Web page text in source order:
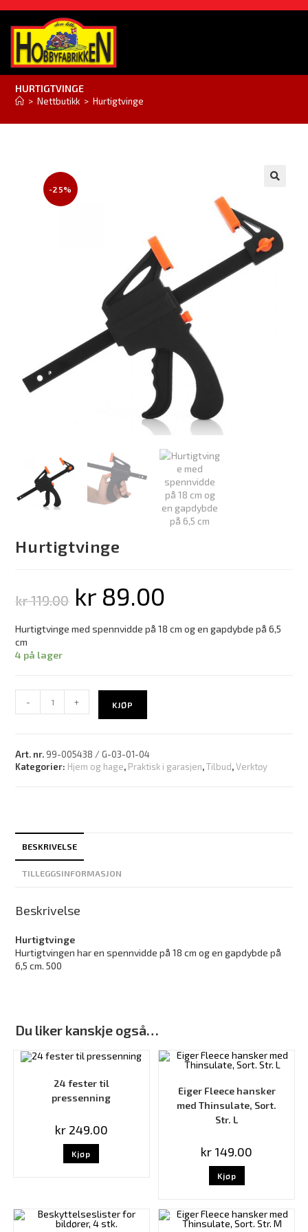
HURTIGTVINGE
> Nettbutikk > Hurtigtvinge
-25%
Hurtigtvinge
kr119.00 kr 89.00
Hurtigtvinge med spennvidde på 18 cm og en gapdybde på 6,5
cm
4 på lager
- + KJØP
Art. nr. 99-005438 / G-03-01-04
Kategorier: Hjem og hage, Praktisk i garasjen,Tilbud,Verktøy
BESKRIVELSE
TILLEGGSINFORMASJON
Beskrivelse
Hurtigtvinge
Hurtigtvingen har en spennvidde på 18 cm og en gapdybde på
6,5 cm. 500
Du liker kanskje også…
24 fester til
pressenning
kr249.00
Kjøp
Eiger Fleece hansker
med Thinsulate, Sort.
Str. L
kr 149.00
Kjøp